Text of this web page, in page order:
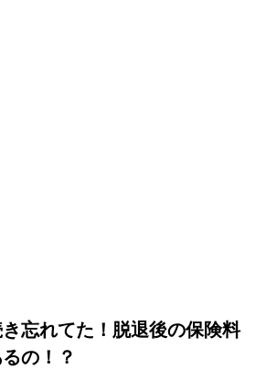
忘れてた！脱退後の保険料
の！？